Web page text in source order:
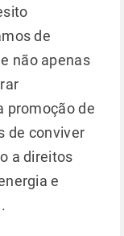
de
não apenas
promoção de
de conviver
a direitos
e